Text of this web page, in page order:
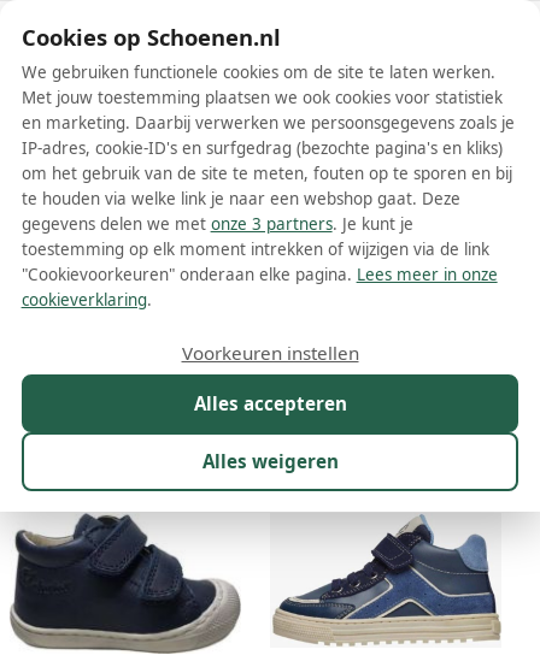
Schoenen.nl
Wis filters Alle filters
Blauwe Naturino hoge sneakers
Meer lezen
Kleur 1
31 resultaten:
Cookies op Schoenen.nl
We gebruiken functionele cookies om de site te laten werken.
Met jouw toestemming plaatsen we ook cookies voor statistiek
en marketing. Daarbij verwerken we persoonsgegevens zoals je
IP-adres, cookie-ID's en surfgedrag (bezochte pagina's en kliks)
om het gebruik van de site te meten, fouten op te sporen en bij
te houden via welke link je naar een webshop gaat. Deze
gegevens delen we met onze 3 partners. Je kunt je
toestemming op elk moment intrekken of wijzigen via de link
"Cookievoorkeuren" onderaan elke pagina. Lees meer in onze
cookieverklaring.
Alles accepteren
Alles weigeren
Voorkeuren instellen